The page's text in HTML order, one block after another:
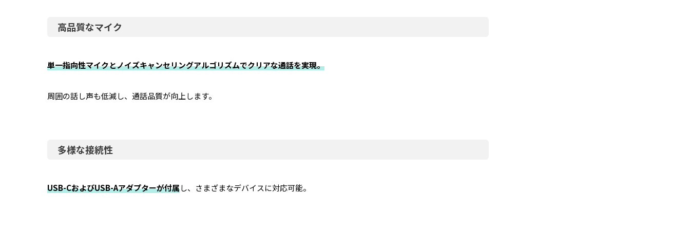
高品質なマイク
単一指向性マイクとノイズキャンセリングアルゴリズムでクリアな通話を実現。
周囲の話し声も低減し、通話品質が向上します。
多様な接続性
USB-CおよびUSB-Aアダプターが付属し、さまざまなデバイスに対応可能。